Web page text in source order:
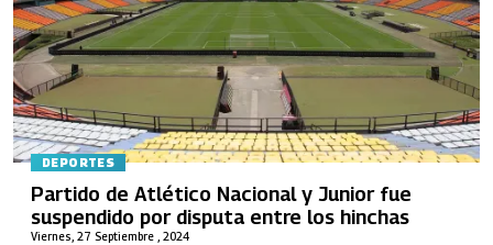
DEPORTES
Viernes, 27 Septiembre , 2024
Partido de Atlético Nacional y Junior fue
suspendido por disputa entre los hinchas